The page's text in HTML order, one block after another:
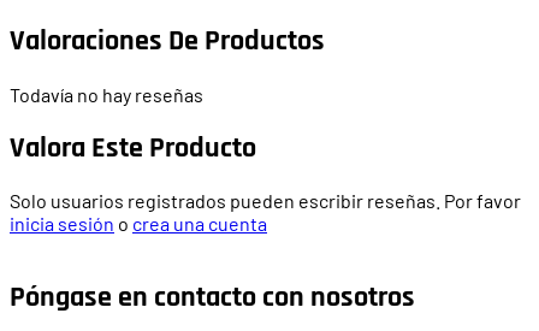
Valoraciones De Productos
Todavía no hay reseñas
Valora Este Producto
Solo usuarios registrados pueden escribir reseñas. Por favor
inicia sesión o crea una cuenta
Póngase en contacto con nosotros